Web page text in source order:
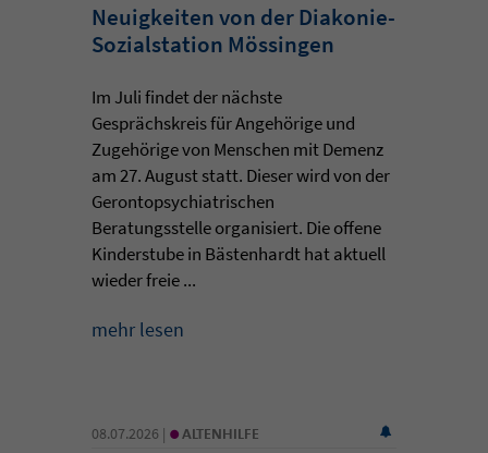
Neuigkeiten von der Diakonie-
Sozialstation Mössingen
Im Juli findet der nächste
Gesprächskreis für Angehörige und
Zugehörige von Menschen mit Demenz
am 27. August statt. Dieser wird von der
Gerontopsychiatrischen
Beratungsstelle organisiert. Die offene
Kinderstube in Bästenhardt hat aktuell
wieder freie ...
mehr lesen
08.07.2026 | • ALTENHILFE